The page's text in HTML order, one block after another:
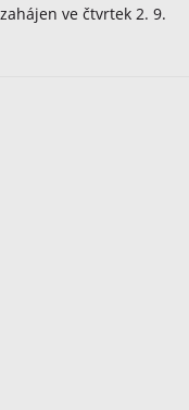
ve čtvrtek 2. 9.